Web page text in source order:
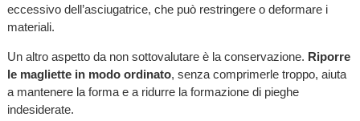
eccessivo dell’asciugatrice, che può restringere o deformare i
materiali.
Un altro aspetto da non sottovalutare è la conservazione. Riporre
le magliette in modo ordinato, senza comprimerle troppo, aiuta
a mantenere la forma e a ridurre la formazione di pieghe
indesiderate.